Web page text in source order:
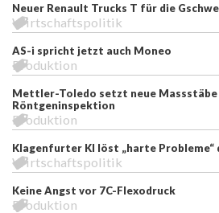
Neuer Renault Trucks T für die
Wirtschaftspolitik
AS-i spricht jetzt auch Moneo
Produktion
Mettler-Toledo setzt neue Massstäbe
Röntgeninspektion
Produktion
Klagenfurter KI löst „harte Probleme“
Wirtschaftspolitik
Keine Angst vor 7C-Flexodruck
Produktion